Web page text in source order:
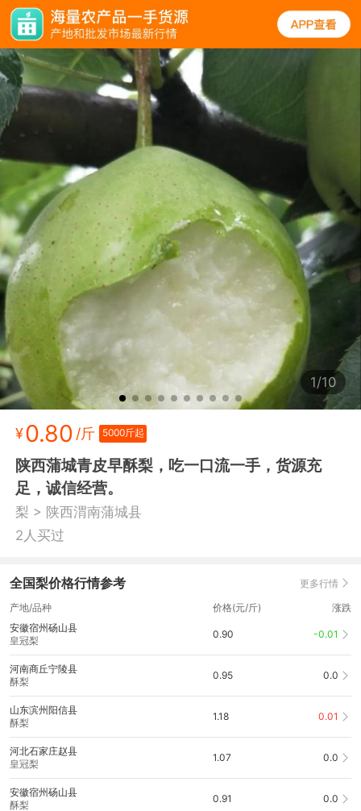
1/10
¥0.80 /斤 5000斤起
陕西蒲城青皮早酥梨，吃一口流一手，货源充
足，诚信经营。
梨 > 陕西渭南蒲城县
2人买过
全国梨价格行情参考 更多行情
产地/品种 价格(元/斤)
涨跌
安徽宿州砀山县
皇冠梨
0.90 -0.01
河南商丘宁陵县
酥梨
0.95 0.0
山东滨州阳信县
酥梨
1.18 0.01
河北石家庄赵县
皇冠梨
1.07 0.0
安徽宿州砀山县
酥梨
0.91 0.0
规格 口碑 图文
梨